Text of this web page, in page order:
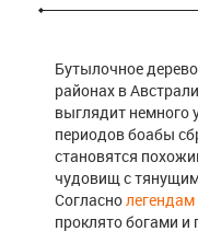
Бутылочное
районах в
выглядит немного
периодов боабы
становятся
чудовищ с
Согласно
проклято богами и